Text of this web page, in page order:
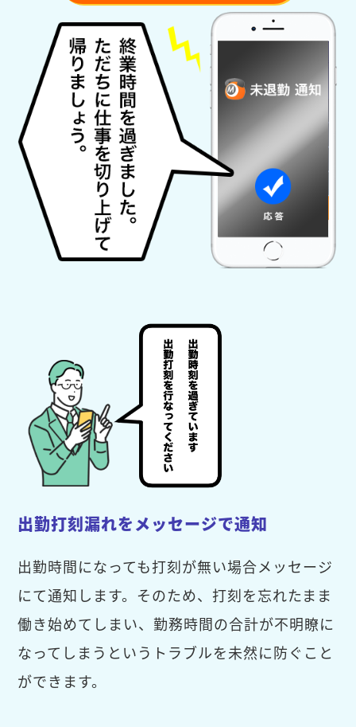
出勤打刻漏れをメッセージで通知
出勤時間になっても打刻が無い場合メッセージ
にて通知します。そのため、打刻を忘れたまま
働き始めてしまい、勤務時間の合計が不明瞭に
なってしまうというトラブルを未然に防ぐこと
ができます。